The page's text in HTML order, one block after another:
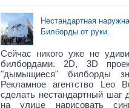
Нестандартная
Билборды от руки.
Сейчас никого уже не
билбордами. 2D, 3D
"дымыщиеся" билборды
Рекламное агентство Leo
сделать нестандартный шаг
на улице нарисовать